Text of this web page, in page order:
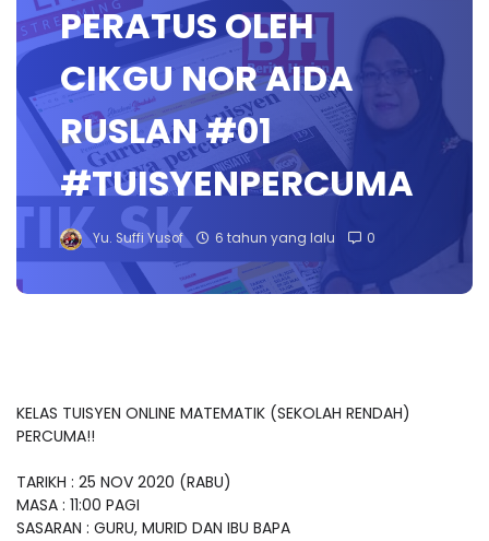
PERATUS OLEH
CIKGU NOR AIDA
RUSLAN #01
#TUISYENPERCUMA
Yu. Suffi Yusof 6 tahun yang lalu 0
KELAS TUISYEN ONLINE MATEMATIK (SEKOLAH RENDAH)
PERCUMA!!
TARIKH : 25 NOV 2020 (RABU)
MASA : 11:00 PAGI
SASARAN : GURU, MURID DAN IBU BAPA